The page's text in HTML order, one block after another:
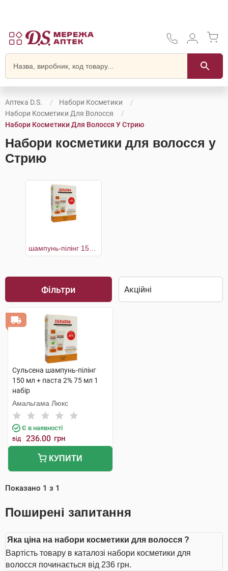
Аптека D.S.
Набори Косметики
Набори Косметики Для Волосся
Набори Косметики Для Волосся У Стрию
Набори косметики для волосся у
Стрию
Фільтри
Сульсена шампунь-пілінг
150 мл + паста 2% 75 мл 1
набір
Амальгама Люкс
Є в наявності
від 236.00 грн
КУПИТИ
Показано 1 з 1
Поширені запитання
Яка ціна на набори косметики для волосся ?
Вартість товару в каталозі набори косметики для
волосся починається від 236 грн.